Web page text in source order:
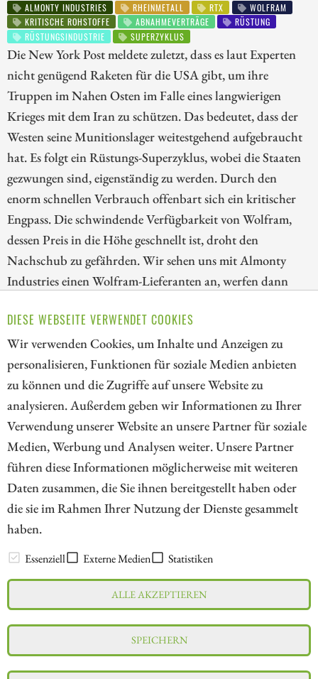
DIESE WEBSEITE VERWENDET COOKIES
Wir verwenden Cookies, um Inhalte und Anzeigen zu
personalisieren, Funktionen für soziale Medien anbieten
zu können und die Zugriffe auf unsere Website zu
analysieren. Außerdem geben wir Informationen zu Ihrer
Verwendung unserer Website an unsere Partner für soziale
Medien, Werbung und Analysen weiter. Unsere Partner
führen diese Informationen möglicherweise mit weiteren
Daten zusammen, die Sie ihnen bereitgestellt haben oder
die sie im Rahmen Ihrer Nutzung der Dienste gesammelt
haben.
Essenziell Externe Medien Statistiken
ALLE AKZEPTIEREN
SPEICHERN
ALMONTY INDUSTRIES RHEINMETALL RTX
WOLFRAM
KRITISCHE ROHSTOFFE
ABNAHMEVERTRÄGE
RÜSTUNG
RÜSTUNGSINDUSTRIE
SUPERZYKLUS
Die New York Post meldete zuletzt, dass es laut Experten
nicht genügend Raketen für die USA gibt, um ihre
Truppen im Nahen Osten im Falle eines langwierigen
Krieges mit dem Iran zu schützen. Das bedeutet, dass der
Westen seine Munitionslager weitestgehend aufgebraucht
hat. Es folgt ein Rüstungs-Superzyklus, wobei die Staaten
gezwungen sind, eigenständig zu werden. Durch den
enorm schnellen Verbrauch offenbart sich ein kritischer
Engpass. Die schwindende Verfügbarkeit von Wolfram,
dessen Preis in die Höhe geschnellt ist, droht den
Nachschub zu gefährden. Wir sehen uns mit Almonty
Industries einen Wolfram-Lieferanten an, werfen dann
Rüstungsgiganten, und schließen mit RTX, dem
technologischen Leitwolf der US-Raketenindustrie.
ZUM KOMMENTAR
// kapitalerhoehungen.de - © 2026 - Die Informationsplattform für
Investoren und Unternehmen rund um Kapitalerhöhung, Kapitalmarkt
und Unternehmensfinanzierung
LEXIKON
Impressum
Datenschutz
Interessenskonflikt & Risikohinweis
Nutzungsbedingungen